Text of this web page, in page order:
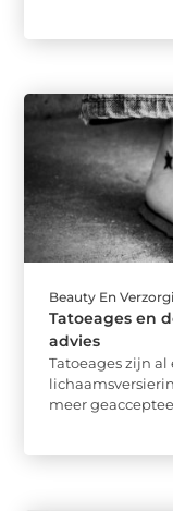
Beauty En
Tatoeages en
advies
Tatoeages zijn
meer